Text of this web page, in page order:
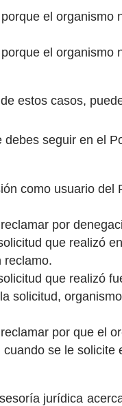
el organismo
el organismo
estos casos,
debes seguir en el
como usuario del
por
que realizó
reclamo.
que realizó
solicitud,
por que el
cuando se le
jurídica